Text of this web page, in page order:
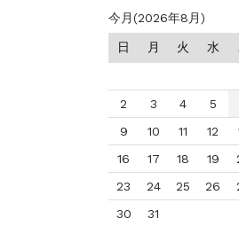
今月(2026年8月)
日 月 火 水
2
3 4 5
9
10 11 12
16
17 18 19
23
24 25 26
30
31